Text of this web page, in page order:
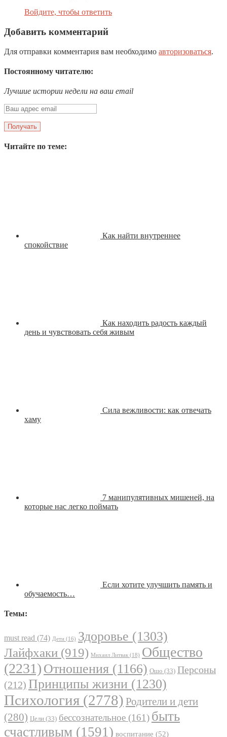
Войдите, чтобы ответить
Добавить комментарий
Для отправки комментария вам необходимо авторизоваться.
Постоянному читателю:
Лучшие истории недели на ваш email
Читайте по теме:
Как найти внутреннее
спокойствие
Как находить радость каждый
день и чувствовать себя живым
Сила вежливости: как отвечать
хаму
7 манипулятивных мишеней, на
которые нас легко поймать
Если хотите улучшить память и
обучаемость…
Темы:
must read (74) Дети (16) Здоровье (1303)
Лайфхаки (919) Михаил Литвак (18) Общество
(2231) Отношения (1166) Ошо (33) Персоны
(212) Принципы жизни (1230)
Психология (2778) Родители и дети
(280) Цели (33) бессознательное (161) быть
счастливым (1591) воспитание (52)